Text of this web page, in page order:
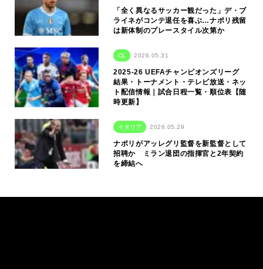
「全く異なるサッカー観だった」デ・ブ
ライネがコンテ退任を喜ぶ…ナポリ残留
は新体制のプレースタイル次第か
CL 2026.05.31
2025-26 UEFAチャンピオンズリーグ
結果・トーナメント・テレビ放送・ネッ
ト配信情報｜試合日程一覧・順位表【随
時更新】
イタリア 2026.05.29
ナポリがアッレグリ監督を新監督として
招聘か ミラン退団の指揮官と2年契約
を締結へ